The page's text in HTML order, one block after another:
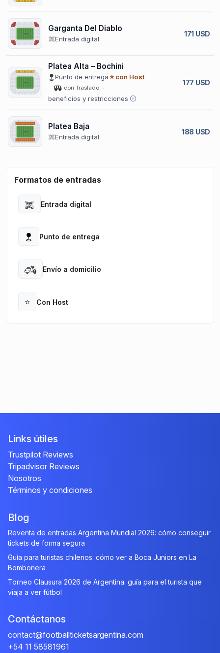
Garganta Del Diablo
Entrada digital
171 USD
Platea Alta – Bochini
Punto de entrega⭐ con Host
con Traslado
beneficios y restricciones
177 USD
Platea Baja
Entrada digital
188 USD
Formatos de entradas
Entrada digital
Open
Punto de entrega
Open
Envío a domicilio
Open
⭐ Con Host
Open
Links útiles
Trustpilot Reviews
Tripadvisor Reviews
Nosotros
Términos y condiciones
Blog
Reventa de entradas Argentina Mundial 2026: cómo conseguir
tickets de forma segura
Guía para turistas chilenos: cómo ver a Boca Juniors en La
Bombonera
Torneo Clausura 2026 de Argentina: guía para el turista que
viaja a ver fútbol
Contáctanos
contact@footballticketsargentina.com
+54 11 58581961